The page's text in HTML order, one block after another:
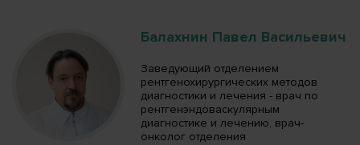
Балахнин Павел Васильевич
Заведующий отделением
рентгенохирургических методов
диагностики и лечения - врач по
рентгенэндоваскулярным
диагностике и лечению, врач-
онколог отделения